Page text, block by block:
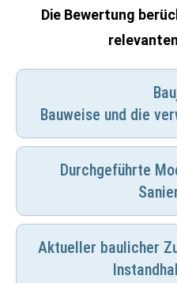
Die Bewertung
Bauweise und die
Durchgeführte
Aktueller baulicher